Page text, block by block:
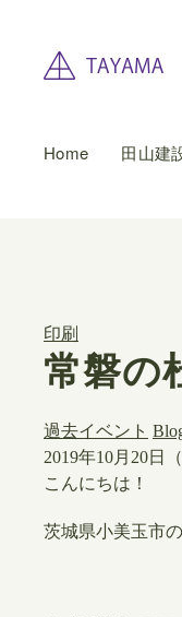
Home 田山建
印刷
常磐の
過去イベント
2019年10月20日（
こんにちは！
茨城県小美玉市